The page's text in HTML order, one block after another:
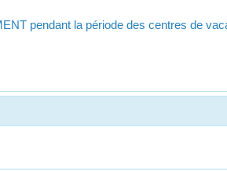
pendant la période des centres de